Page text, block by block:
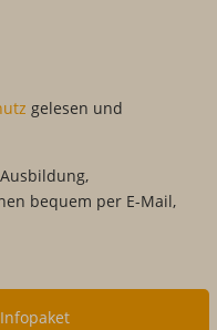
gelesen und
bequem per E-Mail,